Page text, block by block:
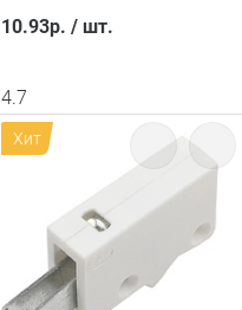
10.93р. / шт.
4.7
Хит